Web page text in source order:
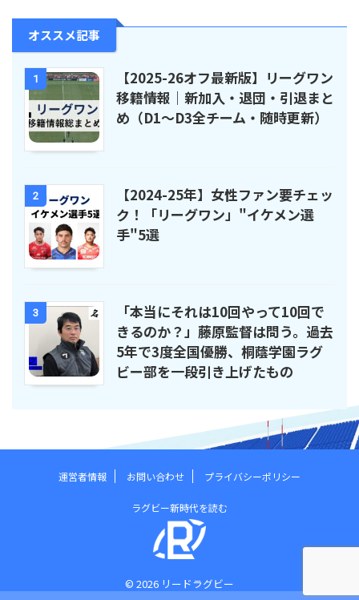
オススメ記事
1
【2025-26オフ最新版】リーグワン
移籍情報｜新加入・退団・引退まと
め（D1〜D3全チーム・随時更新）
2
【2024-25年】女性ファン要チェッ
ク！「リーグワン」"イケメン選
手"5選
3
「本当にそれは10回やって10回で
きるのか？」藤原監督は問う。過去
5年で3度全国優勝、桐蔭学園ラグ
ビー部を一段引き上げたもの
運営者情報 お問い合わせ プライバシーポリシー
ラグビー新時代を読む
© 2026 リードラグビー